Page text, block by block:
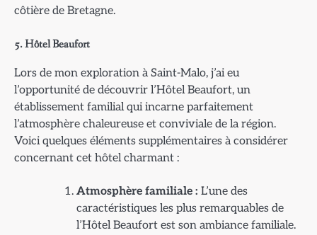
côtière de Bretagne.
5. Hôtel Beaufort
Lors de mon exploration à Saint-Malo, j’ai eu
l’opportunité de découvrir l’Hôtel Beaufort, un
établissement familial qui incarne parfaitement
l’atmosphère chaleureuse et conviviale de la région.
Voici quelques éléments supplémentaires à considérer
concernant cet hôtel charmant :
Atmosphère familiale : L’une des
caractéristiques les plus remarquables de
l’Hôtel Beaufort est son ambiance familiale.